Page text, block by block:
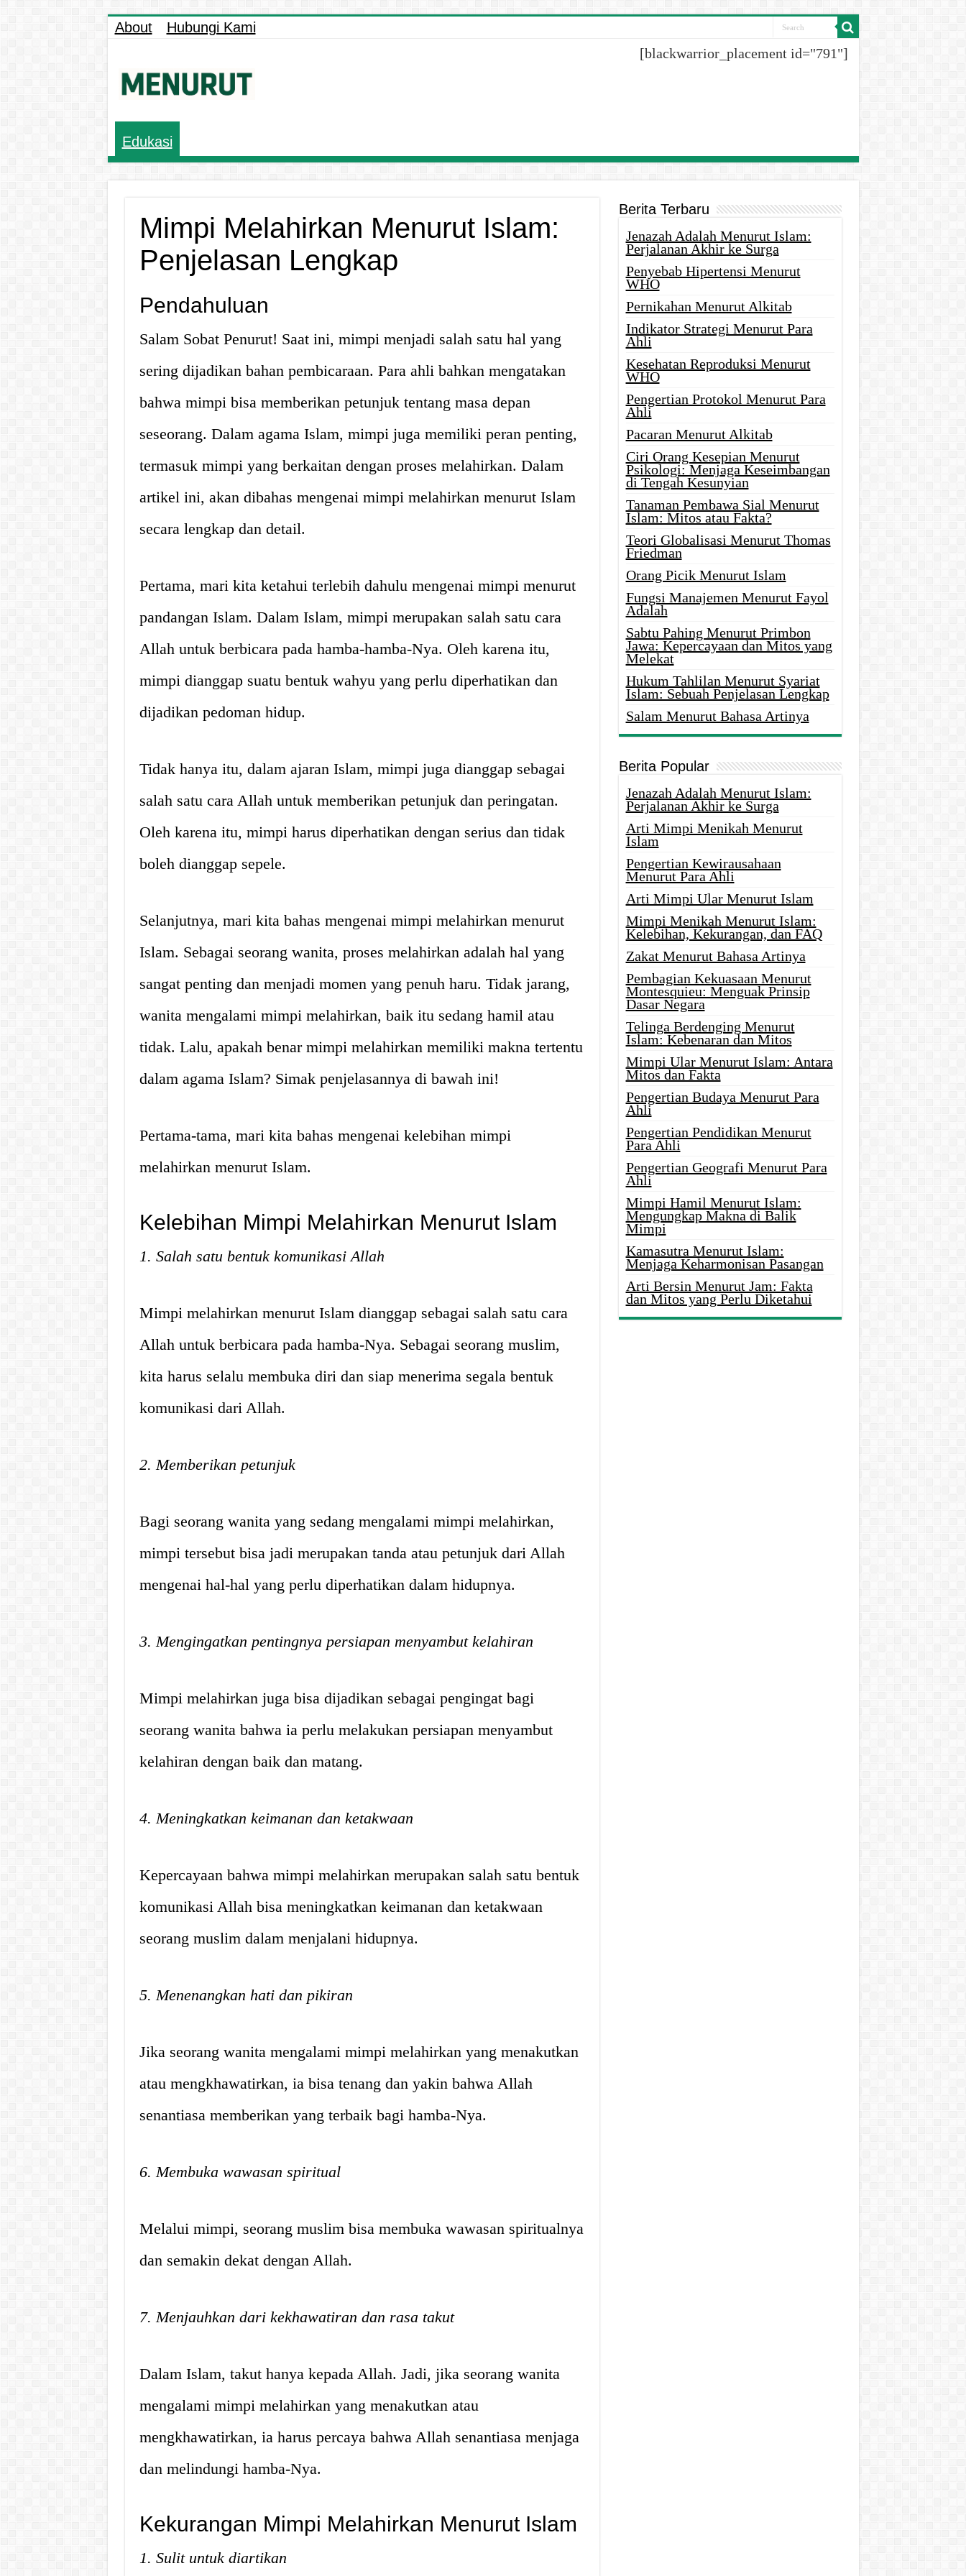
About
Hubungi Kami
[blackwarrior_placement id="791"]
Edukasi
Mimpi Melahirkan Menurut Islam:
Penjelasan Lengkap
Pendahuluan
Salam Sobat Penurut! Saat ini, mimpi menjadi salah satu hal yang
sering dijadikan bahan pembicaraan. Para ahli bahkan mengatakan
bahwa mimpi bisa memberikan petunjuk tentang masa depan
seseorang. Dalam agama Islam, mimpi juga memiliki peran penting,
termasuk mimpi yang berkaitan dengan proses melahirkan. Dalam
artikel ini, akan dibahas mengenai mimpi melahirkan menurut Islam
secara lengkap dan detail.
Pertama, mari kita ketahui terlebih dahulu mengenai mimpi menurut
pandangan Islam. Dalam Islam, mimpi merupakan salah satu cara
Allah untuk berbicara pada hamba-hamba-Nya. Oleh karena itu,
mimpi dianggap suatu bentuk wahyu yang perlu diperhatikan dan
dijadikan pedoman hidup.
Tidak hanya itu, dalam ajaran Islam, mimpi juga dianggap sebagai
salah satu cara Allah untuk memberikan petunjuk dan peringatan.
Oleh karena itu, mimpi harus diperhatikan dengan serius dan tidak
boleh dianggap sepele.
Selanjutnya, mari kita bahas mengenai mimpi melahirkan menurut
Islam. Sebagai seorang wanita, proses melahirkan adalah hal yang
sangat penting dan menjadi momen yang penuh haru. Tidak jarang,
wanita mengalami mimpi melahirkan, baik itu sedang hamil atau
tidak. Lalu, apakah benar mimpi melahirkan memiliki makna tertentu
dalam agama Islam? Simak penjelasannya di bawah ini!
Pertama-tama, mari kita bahas mengenai kelebihan mimpi
melahirkan menurut Islam.
Kelebihan Mimpi Melahirkan Menurut Islam
1. Salah satu bentuk komunikasi Allah
Mimpi melahirkan menurut Islam dianggap sebagai salah satu cara
Allah untuk berbicara pada hamba-Nya. Sebagai seorang muslim,
kita harus selalu membuka diri dan siap menerima segala bentuk
komunikasi dari Allah.
2. Memberikan petunjuk
Bagi seorang wanita yang sedang mengalami mimpi melahirkan,
mimpi tersebut bisa jadi merupakan tanda atau petunjuk dari Allah
mengenai hal-hal yang perlu diperhatikan dalam hidupnya.
3. Mengingatkan pentingnya persiapan menyambut kelahiran
Mimpi melahirkan juga bisa dijadikan sebagai pengingat bagi
seorang wanita bahwa ia perlu melakukan persiapan menyambut
kelahiran dengan baik dan matang.
4. Meningkatkan keimanan dan ketakwaan
Kepercayaan bahwa mimpi melahirkan merupakan salah satu bentuk
komunikasi Allah bisa meningkatkan keimanan dan ketakwaan
seorang muslim dalam menjalani hidupnya.
5. Menenangkan hati dan pikiran
Jika seorang wanita mengalami mimpi melahirkan yang menakutkan
atau mengkhawatirkan, ia bisa tenang dan yakin bahwa Allah
senantiasa memberikan yang terbaik bagi hamba-Nya.
6. Membuka wawasan spiritual
Melalui mimpi, seorang muslim bisa membuka wawasan spiritualnya
dan semakin dekat dengan Allah.
7. Menjauhkan dari kekhawatiran dan rasa takut
Dalam Islam, takut hanya kepada Allah. Jadi, jika seorang wanita
mengalami mimpi melahirkan yang menakutkan atau
mengkhawatirkan, ia harus percaya bahwa Allah senantiasa menjaga
dan melindungi hamba-Nya.
Kekurangan Mimpi Melahirkan Menurut Islam
1. Sulit untuk diartikan
Berita Terbaru
Jenazah Adalah Menurut Islam:
Perjalanan Akhir ke Surga
Penyebab Hipertensi Menurut
WHO
Pernikahan Menurut Alkitab
Indikator Strategi Menurut Para
Ahli
Kesehatan Reproduksi Menurut
WHO
Pengertian Protokol Menurut Para
Ahli
Pacaran Menurut Alkitab
Ciri Orang Kesepian Menurut
Psikologi: Menjaga Keseimbangan
di Tengah Kesunyian
Tanaman Pembawa Sial Menurut
Islam: Mitos atau Fakta?
Teori Globalisasi Menurut Thomas
Friedman
Orang Picik Menurut Islam
Fungsi Manajemen Menurut Fayol
Adalah
Sabtu Pahing Menurut Primbon
Jawa: Kepercayaan dan Mitos yang
Melekat
Hukum Tahlilan Menurut Syariat
Islam: Sebuah Penjelasan Lengkap
Salam Menurut Bahasa Artinya
Berita Popular
Jenazah Adalah Menurut Islam:
Perjalanan Akhir ke Surga
Arti Mimpi Menikah Menurut
Islam
Pengertian Kewirausahaan
Menurut Para Ahli
Arti Mimpi Ular Menurut Islam
Mimpi Menikah Menurut Islam:
Kelebihan, Kekurangan, dan FAQ
Zakat Menurut Bahasa Artinya
Pembagian Kekuasaan Menurut
Montesquieu: Menguak Prinsip
Dasar Negara
Telinga Berdenging Menurut
Islam: Kebenaran dan Mitos
Mimpi Ular Menurut Islam: Antara
Mitos dan Fakta
Pengertian Budaya Menurut Para
Ahli
Pengertian Pendidikan Menurut
Para Ahli
Pengertian Geografi Menurut Para
Ahli
Mimpi Hamil Menurut Islam:
Mengungkap Makna di Balik
Mimpi
Kamasutra Menurut Islam:
Menjaga Keharmonisan Pasangan
Arti Bersin Menurut Jam: Fakta
dan Mitos yang Perlu Diketahui